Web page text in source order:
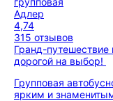
Адлер
4,74
315 отзывов
Гранд-путешествие
дорогой на выбор!
Групповая
ярким и